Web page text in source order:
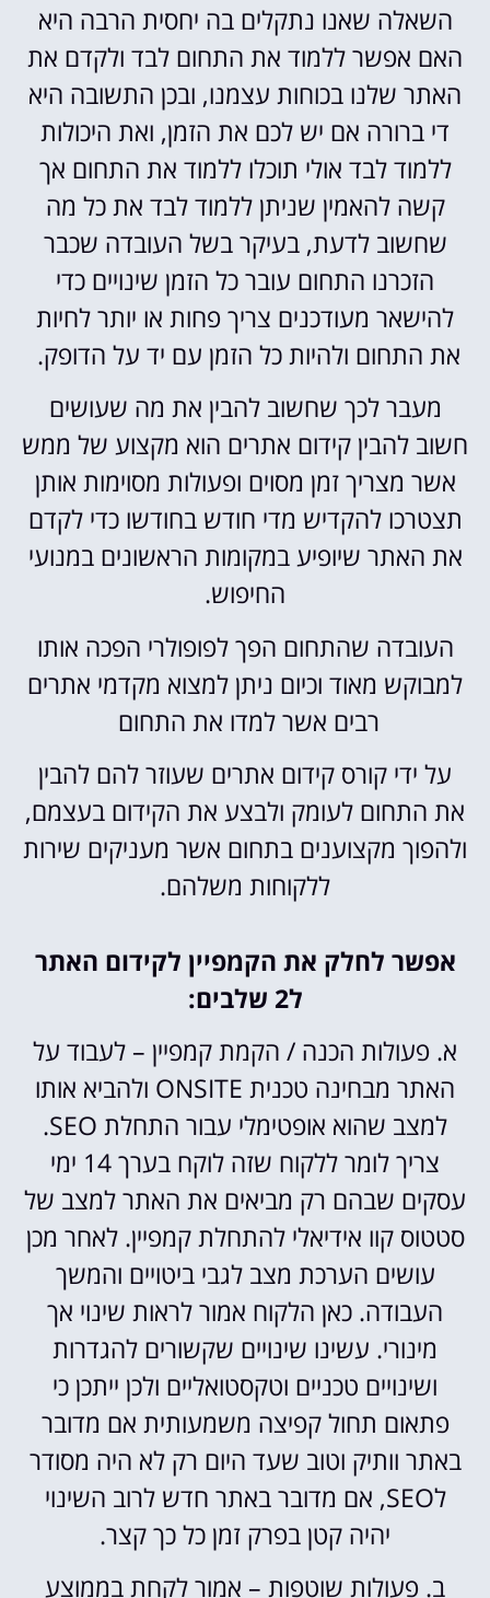
השאלה שאנו נתקלים בה יחסית הרבה היא
האם אפשר ללמוד את התחום לבד ולקדם את
האתר שלנו בכוחות עצמנו, ובכן התשובה היא
די ברורה אם יש לכם את הזמן, ואת היכולות
ללמוד לבד אולי תוכלו ללמוד את התחום אך
קשה להאמין שניתן ללמוד לבד את כל מה
שחשוב לדעת, בעיקר בשל העובדה שכבר
הזכרנו התחום עובר כל הזמן שינויים כדי
להישאר מעודכנים צריך פחות או יותר לחיות
את התחום ולהיות כל הזמן עם יד על הדופק.
מעבר לכך שחשוב להבין את מה שעושים
חשוב להבין קידום אתרים הוא מקצוע של ממש
אשר מצריך זמן מסוים ופעולות מסוימות אותן
תצטרכו להקדיש מדי חודש בחודשו כדי לקדם
את האתר שיופיע במקומות הראשונים במנועי
החיפוש.
העובדה שהתחום הפך לפופולרי הפכה אותו
למבוקש מאוד וכיום ניתן למצוא מקדמי אתרים
רבים אשר למדו את התחום
על ידי קורס קידום אתרים שעוזר להם להבין
את התחום לעומק ולבצע את הקידום בעצמם,
ולהפוך מקצוענים בתחום אשר מעניקים שירות
ללקוחות משלהם.
אפשר לחלק את הקמפיין לקידום האתר
ל2 שלבים:
א. פעולות הכנה / הקמת קמפיין – לעבוד על
האתר מבחינה טכנית ONSITE ולהביא אותו
למצב שהוא אופטימלי עבור התחלת SEO.
צריך לומר ללקוח שזה לוקח בערך 14 ימי
עסקים שבהם רק מביאים את האתר למצב של
סטטוס קוו אידיאלי להתחלת קמפיין. לאחר מכן
עושים הערכת מצב לגבי ביטויים והמשך
העבודה. כאן הלקוח אמור לראות שינוי אך
מינורי. עשינו שינויים שקשורים להגדרות
ושינויים טכניים וטקסטואליים ולכן ייתכן כי
פתאום תחול קפיצה משמעותית אם מדובר
באתר וותיק וטוב שעד היום רק לא היה מסודר
לSEO, אם מדובר באתר חדש לרוב השינוי
יהיה קטן בפרק זמן כל כך קצר.
ב. פעולות שוטפות – אמור לקחת בממוצע